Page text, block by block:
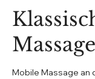
Massage
Mobile Massage an